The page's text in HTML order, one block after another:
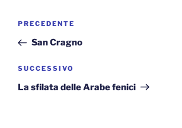
Navigazione
Articolo
precedente:
PRECEDENTE
San Cragno
Articolo
successivo
SUCCESSIVO
La sfilata delle Arabe fenici